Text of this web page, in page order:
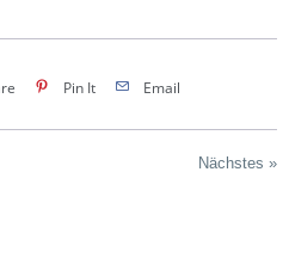
Pin It Email
Nächstes »